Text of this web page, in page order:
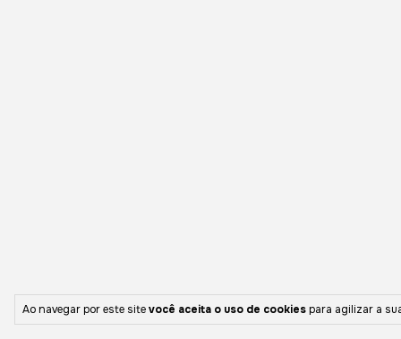
Ao navegar por este sitevocê aceita o uso de cookies para agilizar a